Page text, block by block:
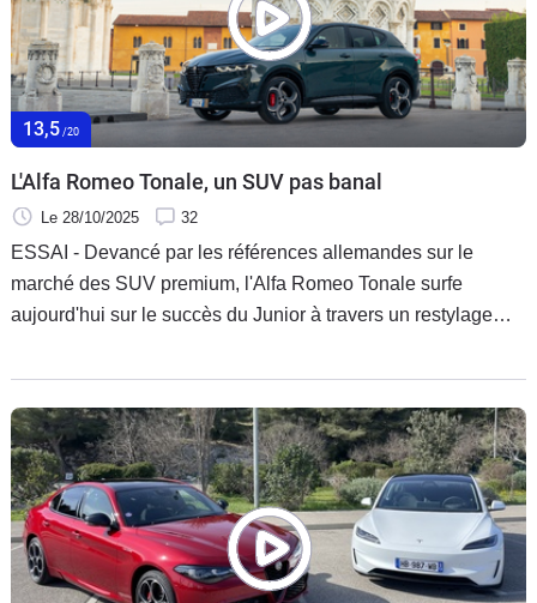
13,5 /20
L'Alfa Romeo Tonale, un SUV pas banal
Le 28/10/2025 32
ESSAI - Devancé par les références allemandes sur le
marché des SUV premium, l'Alfa Romeo Tonale surfe
aujourd'hui sur le succès du Junior à travers un restylage
rechargeable.